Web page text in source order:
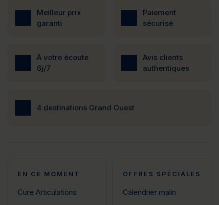
Meilleur prix
garanti
Paiement
sécurisé
À votre écoute
6j/7
Avis clients
authentiques
4 destinations Grand Ouest
EN CE MOMENT
Cure Articulations
OFFRES SPÉCIALES
Calendrier malin